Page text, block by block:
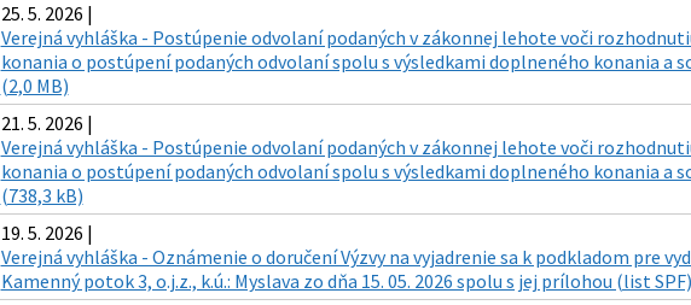
25. 5. 2026 |
Verejná vyhláška - Postúpenie odvolaní podaných v zákonnej lehote voči
konania o postúpení podaných odvolaní spolu s výsledkami doplneného konania a
(2,0 MB)
21. 5. 2026 |
Verejná vyhláška - Postúpenie odvolaní podaných v zákonnej lehote voči
konania o postúpení podaných odvolaní spolu s výsledkami doplneného konania a
(738,3 kB)
19. 5. 2026 |
Verejná vyhláška - Oznámenie o doručení Výzvy na vyjadrenie sa k podkladom pre
Kamenný potok 3, o.j.z., k.ú.: Myslava zo dňa 15. 05. 2026 spolu s jej prílohou (list